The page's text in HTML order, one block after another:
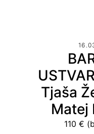
Tjaša
Matej
110 €